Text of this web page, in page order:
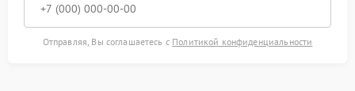
Отправляя, Вы соглашаетесь с Политикой конфиденциальности